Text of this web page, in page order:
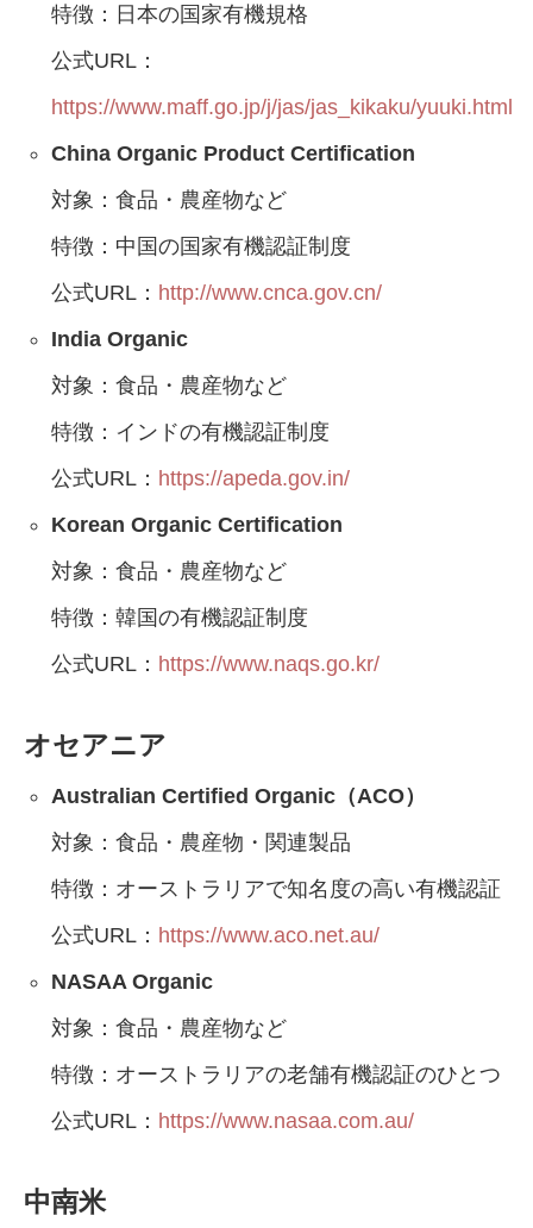
特徴：日本の国家有機規格
公式URL：
https://www.maff.go.jp/j/jas/jas_kikaku/yuuki.html
China Organic Product Certification
対象：食品・農産物など
特徴：中国の国家有機認証制度
公式URL： http://www.cnca.gov.cn/
India Organic
対象：食品・農産物など
特徴：インドの有機認証制度
公式URL： https://apeda.gov.in/
Korean Organic Certification
対象：食品・農産物など
特徴：韓国の有機認証制度
公式URL： https://www.naqs.go.kr/
オセアニア
Australian Certified Organic（ACO）
対象：食品・農産物・関連製品
特徴：オーストラリアで知名度の高い有機認証
公式URL： https://www.aco.net.au/
NASAA Organic
対象：食品・農産物など
特徴：オーストラリアの老舗有機認証のひとつ
公式URL： https://www.nasaa.com.au/
中南米